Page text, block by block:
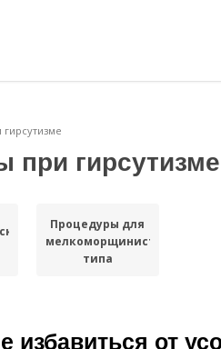
при гирсутизме
Процедуры для
мелкоморщинистого
типа
избавиться от